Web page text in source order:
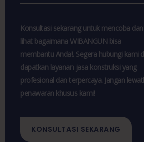
Konsultasi sekarang untuk mencoba dan
lihat bagaimana WIBANGUN bisa
membantu Anda!. Segera hubungi kami
dapatkan layanan jasa konstruksi yang
profesional dan terpercaya. Jangan
penawaran khusus kami!
KONSULTASI SEKARANG